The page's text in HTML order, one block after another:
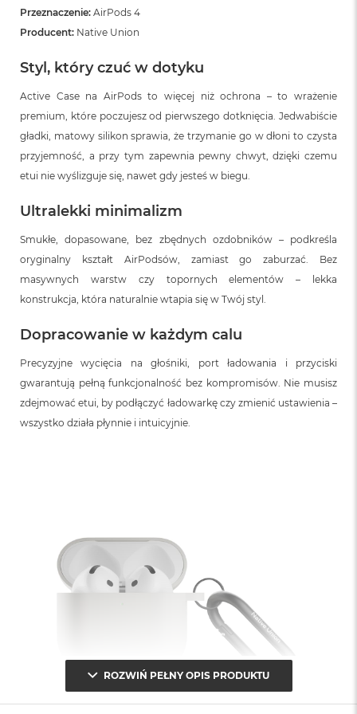
Przeznaczenie: AirPods 4
Producent: Native Union
Styl, który czuć w dotyku
Active Case na AirPods to więcej niż ochrona – to wrażenie
premium, które poczujesz od pierwszego dotknięcia. Jedwabiście
gładki, matowy silikon sprawia, że trzymanie go w dłoni to czysta
przyjemność, a przy tym zapewnia pewny chwyt, dzięki czemu
etui nie wyślizguje się, nawet gdy jesteś w biegu.
Ultralekki minimalizm
Smukłe, dopasowane, bez zbędnych ozdobników – podkreśla
oryginalny kształt AirPodsów, zamiast go zaburzać. Bez
masywnych warstw czy topornych elementów – lekka
konstrukcja, która naturalnie wtapia się w Twój styl.
Dopracowanie w każdym calu
Precyzyjne wycięcia na głośniki, port ładowania i przyciski
gwarantują pełną funkcjonalność bez kompromisów. Nie musisz
zdejmować etui, by podłączyć ładowarkę czy zmienić ustawienia –
wszystko działa płynnie i intuicyjnie.
ROZWIŃ PEŁNY OPIS PRODUKTU